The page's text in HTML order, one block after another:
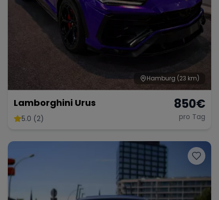
Hamburg (23 km)
Lamborghini Urus
5.0 (2)
850€
pro Tag